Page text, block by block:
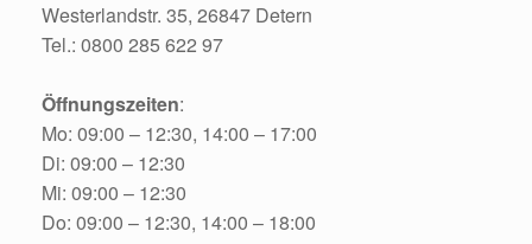
Westerlandstr. 35, 26847 Detern
Tel.: 0800 285 622 97
Öffnungszeiten:
Mo: 09:00 – 12:30, 14:00 – 17:00
Di: 09:00 – 12:30
Mi: 09:00 – 12:30
Do: 09:00 – 12:30, 14:00 – 18:00